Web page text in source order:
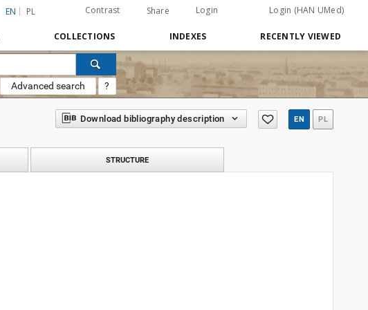
EN PL Contrast Share Login Login (HAN UMed)
COLLECTIONS INDEXES RECENTLY VIEWED
Advanced search ?
Download bibliography description EN PL
STRUCTURE